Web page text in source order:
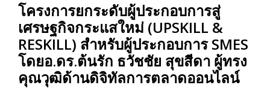
โครงการยกระดับผู้ประกอบการสู่
เศรษฐกิจกระแสใหม่ (UPSKILL &
RESKILL) สำหรับผู้ประกอบการ SMES
โดยอ.ดร.ต้นรัก ธวัชชัย สุขสีดา ผู้ทรง
คุณวุฒิด้านดิจิทัลการตลาดออนไลน์